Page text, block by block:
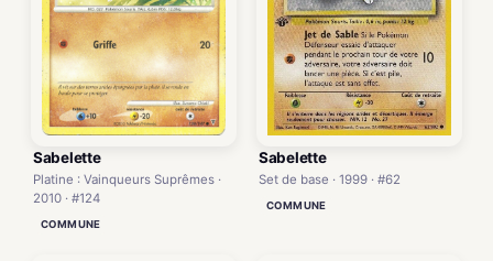
Sabelette
Platine : Vainqueurs Suprêmes ·
2010 · #124
COMMUNE
Sabelette
Set de base · 1999 · #62
COMMUNE